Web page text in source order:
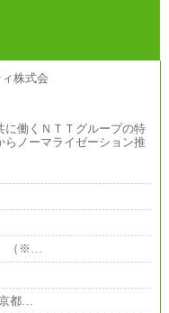
に働くＮＴＴグループの特
ノーマライゼーション推
（※…
京都…